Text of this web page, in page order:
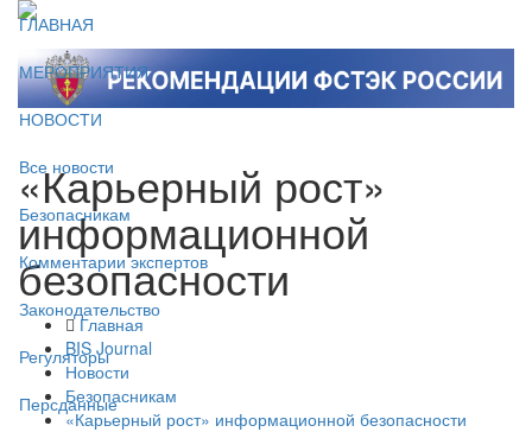
ГЛАВНАЯ
МЕРОПРИЯТИЯ
НОВОСТИ
Все новости
Безопасникам
Комментарии экспертов
Законодательство
Регуляторы
Персданные
«Карьерный рост»
информационной
безопасности
Главная
BIS Journal
Новости
Безопасникам
«Карьерный рост» информационной безопасности